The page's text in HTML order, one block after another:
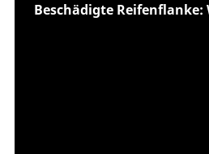
Beschädigte Reifenflanke: